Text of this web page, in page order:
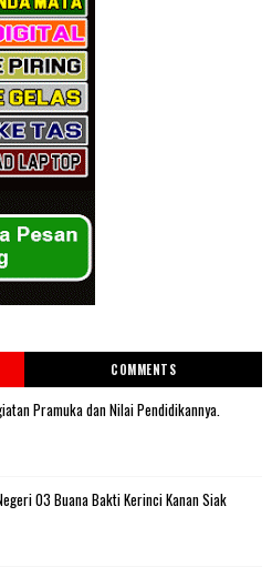
COMMENTS
Pramuka dan Nilai Pendidikannya.
03 Buana Bakti Kerinci Kanan Siak